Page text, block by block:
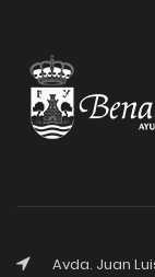
Avda. Juan